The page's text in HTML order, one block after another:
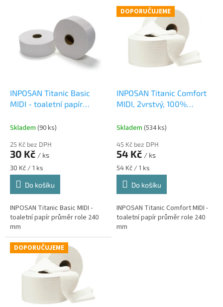
INPOSAN Titanic Basic
MIDI - toaletní papír
Skladem (90 ks)
25 Kč bez DPH
30 Kč / ks
Měrná
cena:
30 Kč / 1 ks
Do košíku
INPOSAN Titanic Basic MIDI -
toaletní papír průměr role 240
mm
DOPORUČUJEME
INPOSAN Titanic Comfort
MIDI, 2vrstvý, 100%
průměr role 240 mm
Skladem (534 ks)
45 Kč bez DPH
54 Kč / ks
Měrná
cena:
54 Kč / 1 ks
Do košíku
INPOSAN Titanic Comfort MIDI -
toaletní papír průměr role 240
mm
DOPORUČUJEME